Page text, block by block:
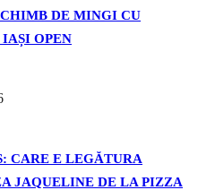
DE MINGI CU
OPEN
CARE E LEGĂTURA
JAQUELINE DE LA PIZZA